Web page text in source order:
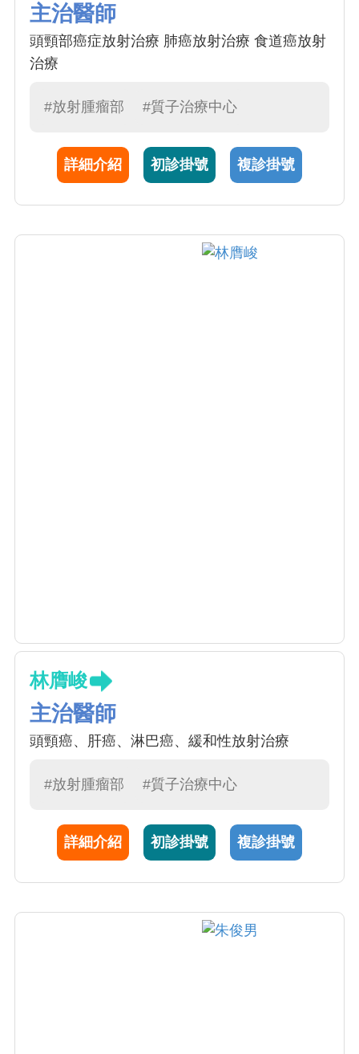
主治醫師
頭頸部癌症放射治療 肺癌放射治療 食道癌放射
治療
#放射腫瘤部 #質子治療中心
詳細介紹 初診掛號 複診掛號
林膺峻
主治醫師
頭頸癌、肝癌、淋巴癌、緩和性放射治療
#放射腫瘤部 #質子治療中心
詳細介紹 初診掛號 複診掛號